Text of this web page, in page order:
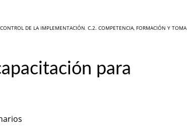
DE LA IMPLEMENTACIÓN, C.2. COMPETENCIA, FORMACIÓN Y TOMA
para